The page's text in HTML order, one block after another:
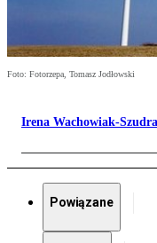
Foto: Fotorzepa, Tomasz Jodłowski
Irena Wachowiak-Szudra
Powiązane